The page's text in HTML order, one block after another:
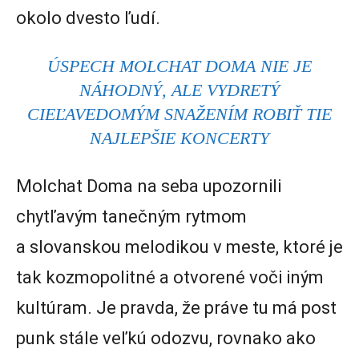
okolo dvesto ľudí.
ÚSPECH MOLCHAT DOMA NIE JE
NÁHODNÝ, ALE VYDRETÝ
CIEĽAVEDOMÝM SNAŽENÍM ROBIŤ TIE
NAJLEPŠIE KONCERTY
Molchat Doma na seba upozornili
chytľavým tanečným rytmom
a slovanskou melodikou v meste, ktoré je
tak kozmopolitné a otvorené voči iným
kultúram. Je pravda, že práve tu má post
punk stále veľkú odozvu, rovnako ako